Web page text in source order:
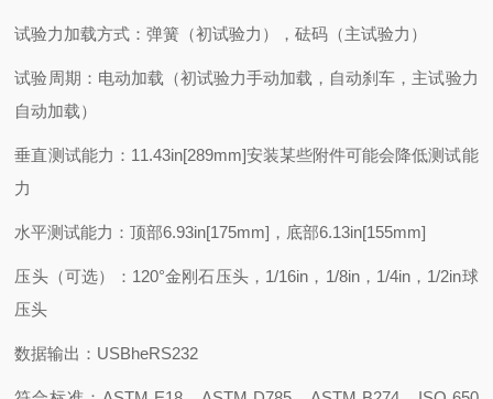
试验力加载方式：弹簧（初试验力），砝码（主试验力）
试验周期：电动加载（初试验力手动加载，自动刹车，主试验力
自动加载）
垂直测试能力：11.43in[289mm]安装某些附件可能会降低测试能
力
水平测试能力：顶部6.93in[175mm]，底部6.13in[155mm]
压头（可选）：120°金刚石压头，1/16in，1/8in，1/4in，1/2in球
压头
数据输出：USBheRS232